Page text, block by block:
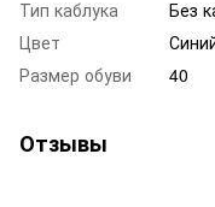
Тип каблука
Без
Цвет
Размер обуви
40
Отзывы